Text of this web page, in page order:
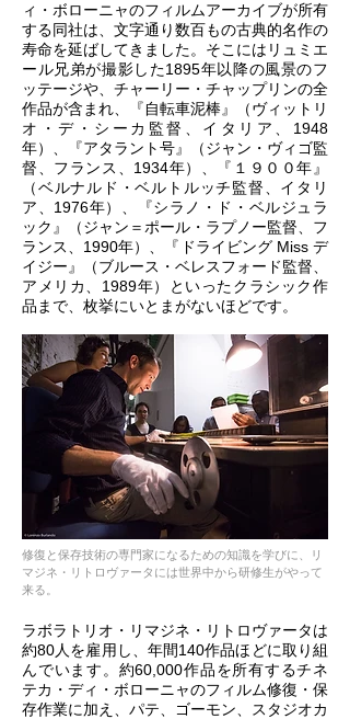
ィ・ボローニャのフィルムアーカイブが所有
する同社は、文字通り数百もの古典的名作の
寿命を延ばしてきました。そこにはリュミエ
ール兄弟が撮影した1895年以降の風景のフ
ッテージや、チャーリー・チャップリンの全
作品が含まれ、『自転車泥棒』（ヴィットリ
オ・デ・シーカ監督、イタリア、1948
年）、『アタラント号』（ジャン・ヴィゴ監
督、フランス、1934年）、『１９００年』
（ベルナルド・ベルトルッチ監督、イタリ
ア、1976年）、『シラノ・ド・ベルジュラ
ック』（ジャン＝ポール・ラプノー監督、フ
ランス、1990年）、『ドライビング Miss デ
イジー』（ブルース・ベレスフォード監督、
アメリカ、1989年）といったクラシック作
品まで、枚挙にいとまがないほどです。
修復と保存技術の専門家になるための知識を学びに、リ
マジネ・リトロヴァータには世界中から研修生がやって
来る。
ラボラトリオ・リマジネ・リトロヴァータは
約80人を雇用し、年間140作品ほどに取り組
んでいます。約60,000作品を所有するチネ
テカ・ディ・ボローニャのフィルム修復・保
存作業に加え、パテ、ゴーモン、スタジオカ